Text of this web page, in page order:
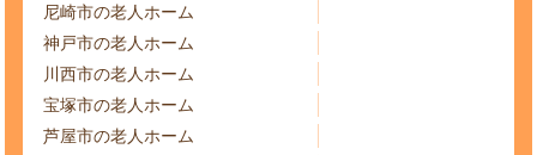
尼崎市の老人ホーム
神戸市の老人ホーム
川西市の老人ホーム
宝塚市の老人ホーム
芦屋市の老人ホーム